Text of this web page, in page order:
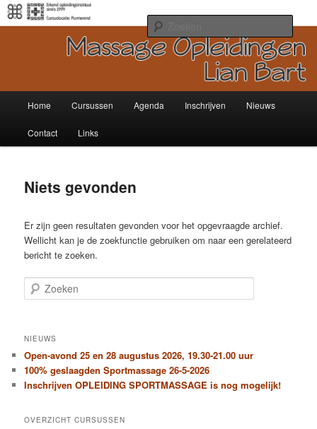
Spring
naar
Spring
naar
Massage Opleidingen Lian Bart l
Noord Holland – Purmerend
Van Ontspannings- en Sportmassage tot Wellness- en Sport Therapeut!
Home Cursussen Agenda Inschrijven Nieuws
Contact Links
Niets gevonden
Er zijn geen resultaten gevonden voor het opgevraagde archief.
Wellicht kan je de zoekfunctie gebruiken om naar een gerelateerd
bericht te zoeken.
Zoeken
NIEUWS
Open-avond 25 en 28 augustus 2026, 19.30-21.00 uur
100% geslaagden Sportmassage 26-5-2026
Inschrijven OPLEIDING SPORTMASSAGE is nog mogelijk!
OVERZICHT CURSUSSEN